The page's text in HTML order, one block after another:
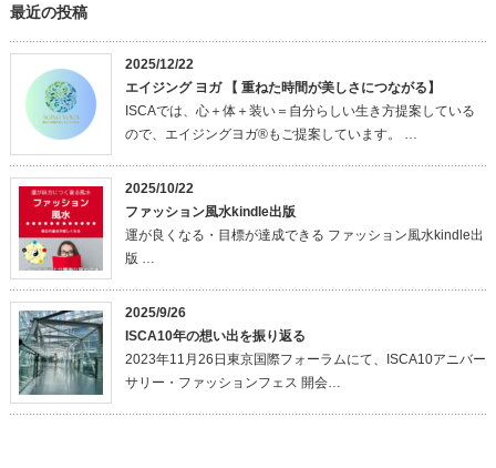
最近の投稿
2025/12/22
エイジング ヨガ 【 重ねた時間が美しさにつながる】
ISCAでは、心＋体＋装い＝自分らしい生き方提案している
ので、エイジングヨガ®もご提案しています。 …
2025/10/22
ファッション風水kindle出版
運が良くなる・目標が達成できる ファッション風水kindle出
版 …
2025/9/26
ISCA10年の想い出を振り返る
2023年11月26日東京国際フォーラムにて、ISCA10アニバー
サリー・ファッションフェス 開会…